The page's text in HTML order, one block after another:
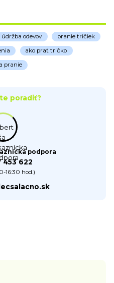
údržba odevov pranie tričiek
ako prať tričko
pranie
poradiť?
podpora
453 622
16:30 hod.)